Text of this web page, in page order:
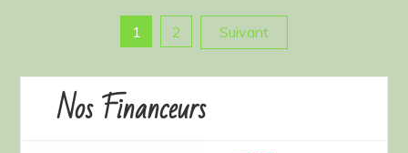
Pagination
des
publications
1 2 Suivant
Nos Financeurs